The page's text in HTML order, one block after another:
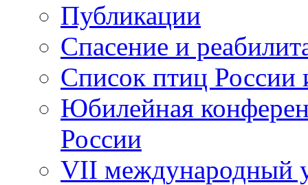
Публикации
Спасение и
Список птиц России
Юбилейная
России
VII международный